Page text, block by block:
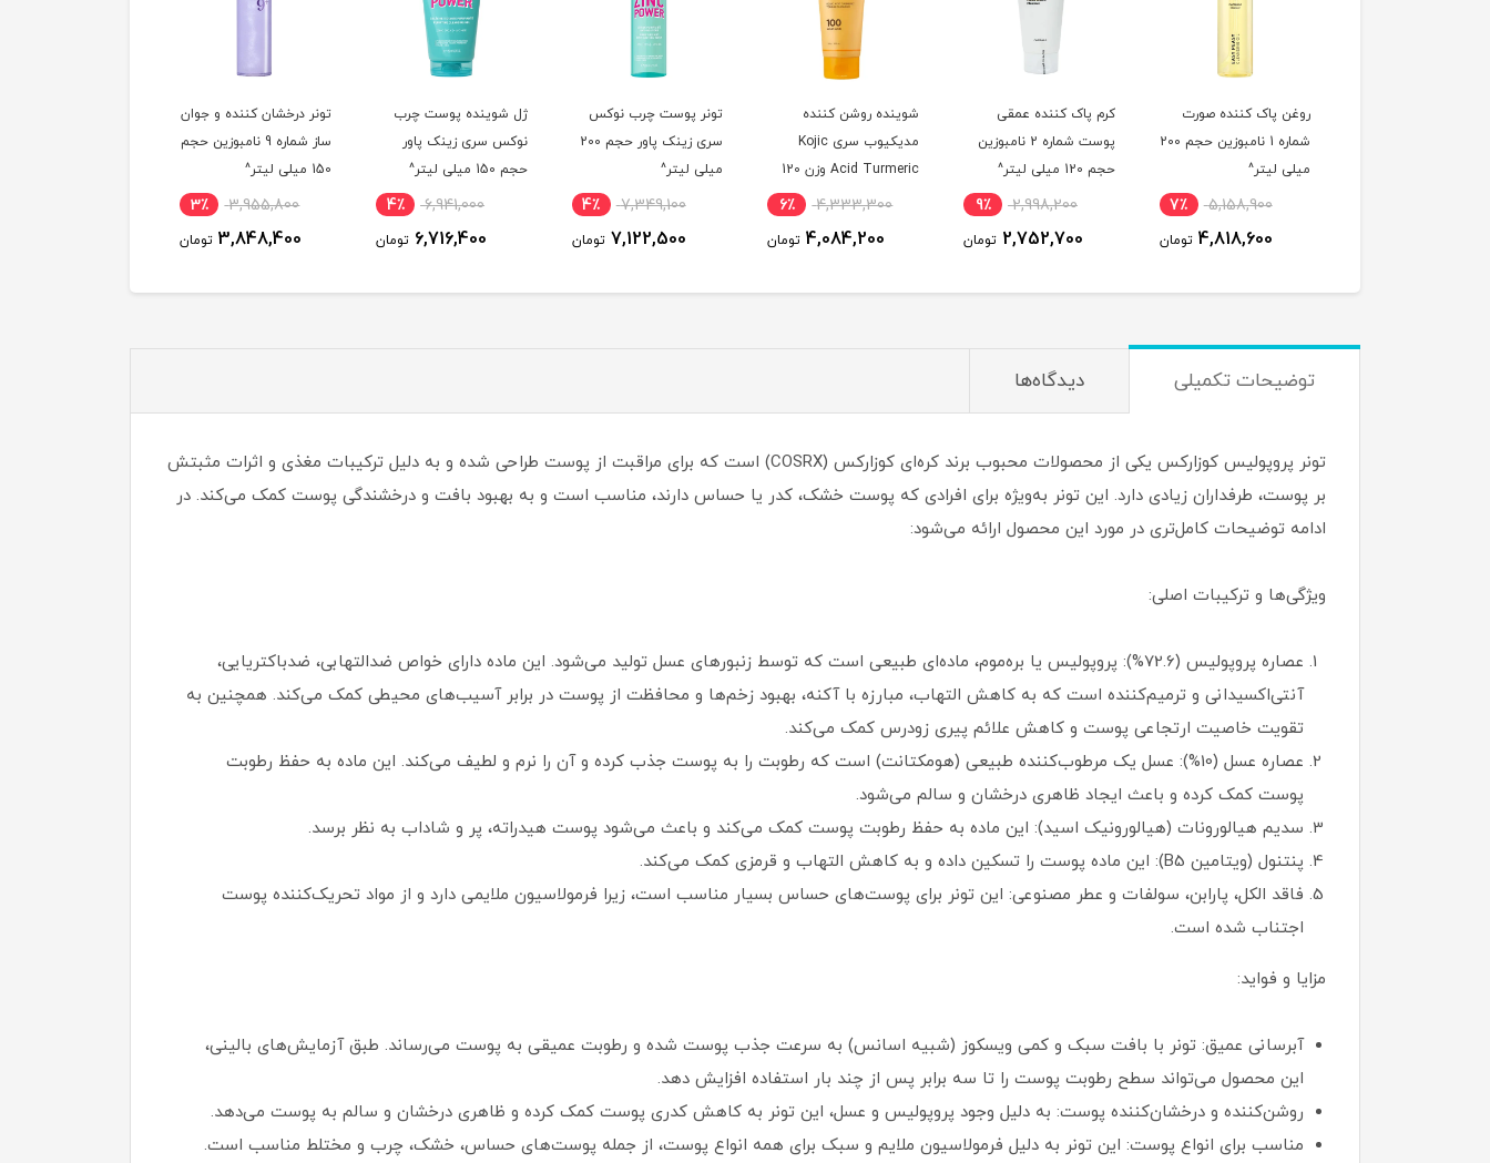
روغن پاک کننده صورت
شماره 1 نامبوزین حجم 200
میلی لیتر^
5,158,900 7٪
4,818,600 تومان
کرم پاک کننده عمقی
پوست شماره 2 نامبوزین
حجم 120 میلی لیتر^
2,998,200 9٪
2,752,700 تومان
شوینده روشن کننده
مدیکیوب سری Kojic
Acid Turmeric وزن 120
4,333,300 6٪
4,084,200 تومان
تونر پوست چرب نوکس
سری زینک پاور حجم 200
میلی لیتر^
7,349,100 4٪
7,122,500 تومان
ژل شوینده پوست چرب
نوکس سری زینک پاور
حجم 150 میلی لیتر^
6,941,000 4٪
6,716,400 تومان
تونر درخشان کننده و جوان
ساز شماره 9 نامبوزین حجم
150 میلی لیتر^
3,955,800 3٪
3,848,400 تومان
توضیحات تکمیلی دیدگاه‌ها
تونر پروپولیس کوزارکس یکی از محصولات محبوب برند کره‌ای کوزارکس (COSRX) است که برای مراقبت از پوست طراحی شده و به دلیل ترکیبات مغذی و اثرات مثبتش
بر پوست، طرفداران زیادی دارد. این تونر به‌ویژه برای افرادی که پوست خشک، کدر یا حساس دارند، مناسب است و به بهبود بافت و درخشندگی پوست کمک می‌کند. در
ادامه توضیحات کامل‌تری در مورد این محصول ارائه می‌شود:
ویژگی‌ها و ترکیبات اصلی:
عصاره پروپولیس (72.6%): پروپولیس یا بره‌موم، ماده‌ای طبیعی است که توسط زنبورهای عسل تولید می‌شود. این ماده دارای خواص ضدالتهابی، ضدباکتریایی،
آنتی‌اکسیدانی و ترمیم‌کننده است که به کاهش التهاب، مبارزه با آکنه، بهبود زخم‌ها و محافظت از پوست در برابر آسیب‌های محیطی کمک می‌کند. همچنین به
تقویت خاصیت ارتجاعی پوست و کاهش علائم پیری زودرس کمک می‌کند.
عصاره عسل (10%): عسل یک مرطوب‌کننده طبیعی (هومکتانت) است که رطوبت را به پوست جذب کرده و آن را نرم و لطیف می‌کند. این ماده به حفظ رطوبت
پوست کمک کرده و باعث ایجاد ظاهری درخشان و سالم می‌شود.
سدیم هیالورونات (هیالورونیک اسید): این ماده به حفظ رطوبت پوست کمک می‌کند و باعث می‌شود پوست هیدراته، پر و شاداب به نظر برسد.
پنتنول (ویتامین B5): این ماده پوست را تسکین داده و به کاهش التهاب و قرمزی کمک می‌کند.
فاقد الکل، پارابن، سولفات و عطر مصنوعی: این تونر برای پوست‌های حساس بسیار مناسب است، زیرا فرمولاسیون ملایمی دارد و از مواد تحریک‌کننده پوست
اجتناب شده است.
مزایا و فواید:
آبرسانی عمیق: تونر با بافت سبک و کمی ویسکوز (شبیه اسانس) به سرعت جذب پوست شده و رطوبت عمیقی به پوست می‌رساند. طبق آزمایش‌های بالینی،
این محصول می‌تواند سطح رطوبت پوست را تا سه برابر پس از چند بار استفاده افزایش دهد.
روشن‌کننده و درخشان‌کننده پوست: به دلیل وجود پروپولیس و عسل، این تونر به کاهش کدری پوست کمک کرده و ظاهری درخشان و سالم به پوست می‌دهد.
مناسب برای انواع پوست: این تونر به دلیل فرمولاسیون ملایم و سبک برای همه انواع پوست، از جمله پوست‌های حساس، خشک، چرب و مختلط مناسب است.